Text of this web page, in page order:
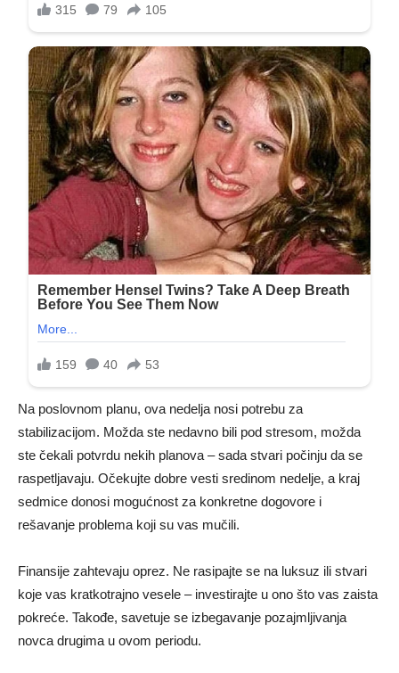
Na poslovnom planu, ova nedelja nosi potrebu za
stabilizacijom. Možda ste nedavno bili pod stresom, možda
ste čekali potvrdu nekih planova – sada stvari počinju da se
raspetljavaju. Očekujte dobre vesti sredinom nedelje, a kraj
sedmice donosi mogućnost za konkretne dogovore i
rešavanje problema koji su vas mučili.
Finansije zahtevaju oprez. Ne rasipajte se na luksuz ili stvari
koje vas kratkotrajno vesele – investirajte u ono što vas zaista
pokreće. Takođe, savetuje se izbegavanje pozajmljivanja
novca drugima u ovom periodu.